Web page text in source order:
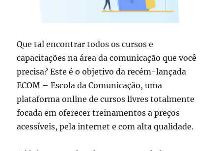
Que tal encontrar todos os cursos e
capacitações na área da comunicação que você
precisa? Este é o objetivo da recém-lançada
ECOM – Escola da Comunicação, uma
plataforma online de cursos livres totalmente
focada em oferecer treinamentos a preços
acessíveis, pela internet e com alta qualidade.